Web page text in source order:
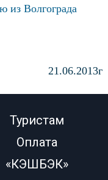
из Волгограда
21.06.2013г
Туристам
Оплата
«КЭШБЭК»